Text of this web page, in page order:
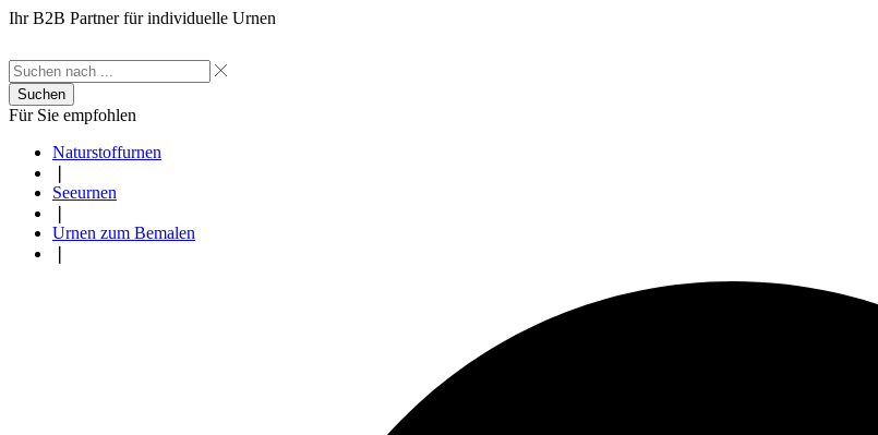
Ihr B2B Partner für individuelle Urnen
Suchen
Für Sie empfohlen
Naturstoffurnen
Seeurnen
Urnen zum Bemalen